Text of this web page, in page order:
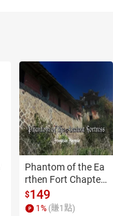
Phantom of the Ea
rthen Fort Chapter
4【有聲書】
$149
1 % (賺1 點)